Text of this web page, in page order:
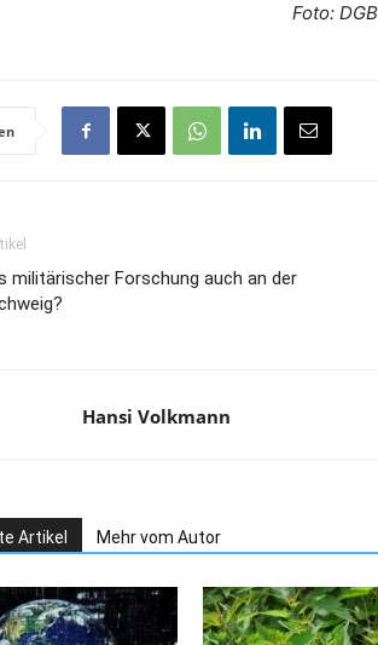
Foto: DGB
militärischer Forschung auch an der
Hansi Volkmann
Artikel Mehr vom Autor